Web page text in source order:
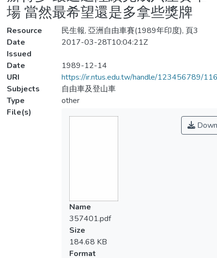
場 當然最希望還是多拿些獎牌
Resource
民生報, 亞洲自由車賽(1989年印度), 頁3
Date
Issued
2017-03-28T10:04:21Z
Date
1989-12-14
URI
https://ir.ntus.edu.tw/handle/123456789/
Subjects
自由車及登山車
Type
other
File(s)
Name
357401.pdf
Size
184.68 KB
Format